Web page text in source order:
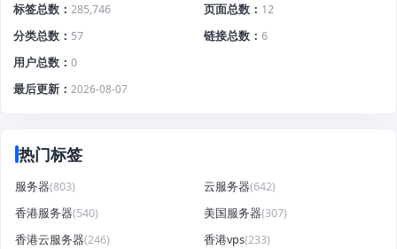
标签总数
285,746 页面总数
12
分类总数
57 链接总数
6
用户总数
0
最后更新
2026-08-07
热门标签
服务器(803) 云服务器(642)
香港服务器(540) 美国服务器(307)
香港云服务器(246) 香港vps(233)